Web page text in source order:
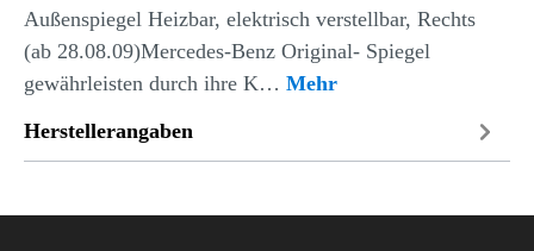
Außenspiegel Heizbar, elektrisch verstellbar, Rechts
(ab 28.08.09)Mercedes-Benz Original- Spiegel
gewährleisten durch ihre K… Mehr
Herstellerangaben